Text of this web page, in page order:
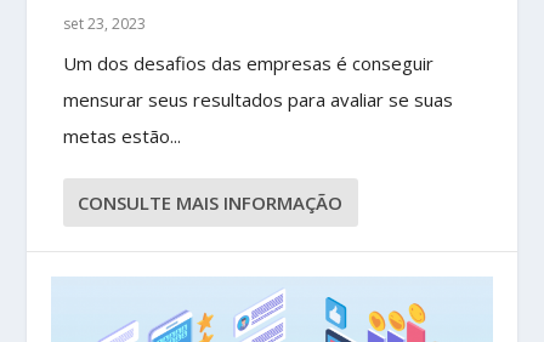
set 23, 2023
Um dos desafios das empresas é conseguir
mensurar seus resultados para avaliar se suas
metas estão...
CONSULTE MAIS INFORMAÇÃO